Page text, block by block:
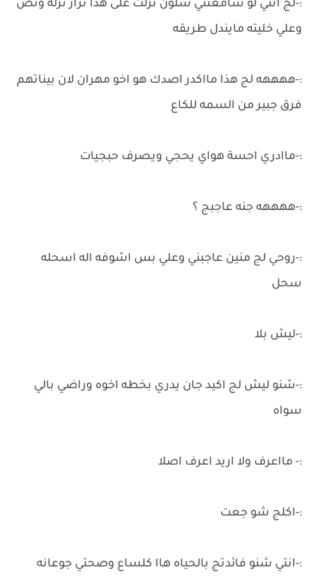
:-لج انتي لو سامعتني شلون نزلت على هذا نزار نزله ونص
وعلي خليته مايندل طريقه
:-ههههه لج هذا مااكدر اصدك هو اخو مهران لان بيناتهم
فرق جبير من السمه للكاع
:-ماادري احسة هواي يحجي ويصرف حبجيات
:-ههههه جنه عاجبج ؟
:-روحي لج منين عاجبني وعلي بس اشوفه اله اسحله
سحل
:-ليش بلا
:-شنو ليش لج اكيد جان يدري بخطه اخوه وراضي بالي
سواه
:- مااعرف ولا اريد اعرف اصلا
:-اكلج شو جعت
:-انتي شنو فائدتج بالحياه هاا كلساع وصحتي جوعانه